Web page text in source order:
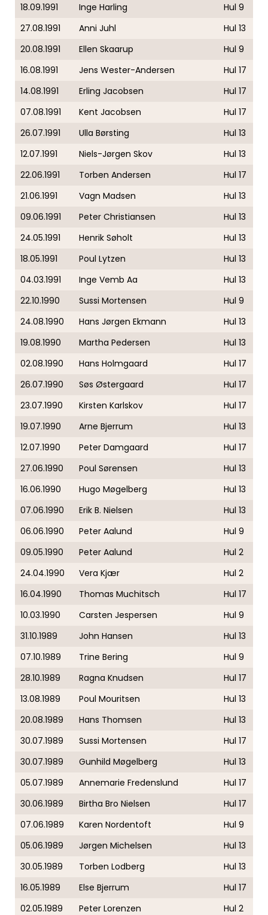
18.09.1991 Inge Harling
Hul 9
27.08.1991
Anni Juhl
Hul 13
20.08.1991
Ellen Skaarup
Hul 9
16.08.1991
Jens Wester-Andersen
Hul 17
14.08.1991
Erling Jacobsen
Hul 17
07.08.1991
Kent Jacobsen
Hul 17
26.07.1991
Ulla Børsting
Hul 13
12.07.1991
Niels-Jørgen Skov
Hul 13
22.06.1991
Torben Andersen
Hul 17
21.06.1991
Vagn Madsen
Hul 13
09.06.1991
Peter Christiansen
Hul 13
24.05.1991
Henrik Søholt
Hul 13
18.05.1991
Poul Lytzen
Hul 13
04.03.1991
Inge Vemb Aa
Hul 13
22.10.1990
Sussi Mortensen
Hul 9
24.08.1990
Hans Jørgen Ekmann
Hul 13
19.08.1990
Martha Pedersen
Hul 13
02.08.1990
Hans Holmgaard
Hul 17
26.07.1990
Søs Østergaard
Hul 17
23.07.1990
Kirsten Karlskov
Hul 17
19.07.1990
Arne Bjerrum
Hul 13
12.07.1990
Peter Damgaard
Hul 17
27.06.1990
Poul Sørensen
Hul 13
16.06.1990
Hugo Møgelberg
Hul 13
07.06.1990
Erik B. Nielsen
Hul 13
06.06.1990
Peter Aalund
Hul 9
09.05.1990
Peter Aalund
Hul 2
24.04.1990
Vera Kjær
Hul 2
16.04.1990
Thomas Muchitsch
Hul 17
10.03.1990
Carsten Jespersen
Hul 9
31.10.1989
John Hansen
Hul 13
07.10.1989
Trine Bering
Hul 9
28.10.1989
Ragna Knudsen
Hul 17
13.08.1989
Poul Mouritsen
Hul 13
20.08.1989
Hans Thomsen
Hul 13
30.07.1989
Sussi Mortensen
Hul 17
30.07.1989
Gunhild Møgelberg
Hul 13
05.07.1989
Annemarie Fredenslund
Hul 17
30.06.1989
Birtha Bro Nielsen
Hul 17
07.06.1989
Karen Nordentoft
Hul 9
05.06.1989
Jørgen Michelsen
Hul 13
30.05.1989
Torben Lodberg
Hul 13
16.05.1989
Else Bjerrum
Hul 17
02.05.1989
Peter Lorenzen
Hul 2